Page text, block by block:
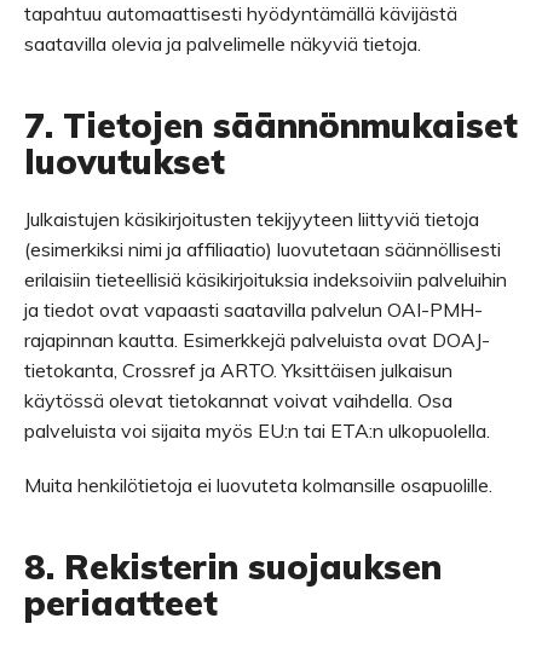
tapahtuu automaattisesti hyödyntämällä kävijästä
saatavilla olevia ja palvelimelle näkyviä tietoja.
7. Tietojen säännönmukaiset
luovutukset
Julkaistujen käsikirjoitusten tekijyyteen liittyviä tietoja
(esimerkiksi nimi ja affiliaatio) luovutetaan säännöllisesti
erilaisiin tieteellisiä käsikirjoituksia indeksoiviin palveluihin
ja tiedot ovat vapaasti saatavilla palvelun OAI-PMH-
rajapinnan kautta. Esimerkkejä palveluista ovat DOAJ-
tietokanta, Crossref ja ARTO. Yksittäisen julkaisun
käytössä olevat tietokannat voivat vaihdella. Osa
palveluista voi sijaita myös EU:n tai ETA:n ulkopuolella.
Muita henkilötietoja ei luovuteta kolmansille osapuolille.
8. Rekisterin suojauksen
periaatteet